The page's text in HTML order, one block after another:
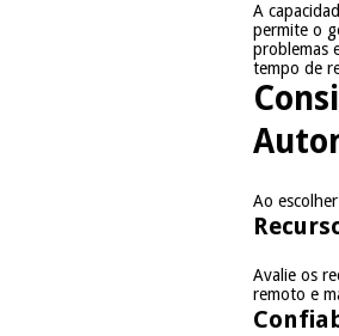
A
permite o
problemas
tempo de
Ao
Avalie os
remoto e